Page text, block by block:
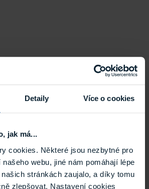
Detaily Více o cookies
jak má...
cookies. Některé jsou nezbytné pro
webu, jiné nám pomáhají lépe
stránkách zaujalo, a díky tomu
zlepšovat. Nastavení cookies